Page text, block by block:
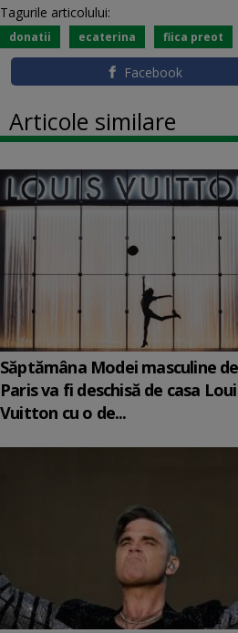
Tagurile articolului:
donatii ecaterina fiica preot
Facebook
Articole similare
Săptămâna Modei masculine
Paris va fi deschisă de casa
Vuitton cu o de...